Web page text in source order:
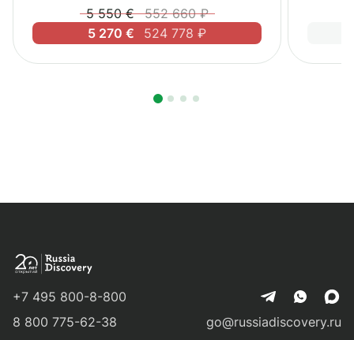
5 550 € 552 660 ₽
5 270 €
524 778 ₽
+7 495 800-8-800
8 800 775-62-38
go@russiadiscovery.ru